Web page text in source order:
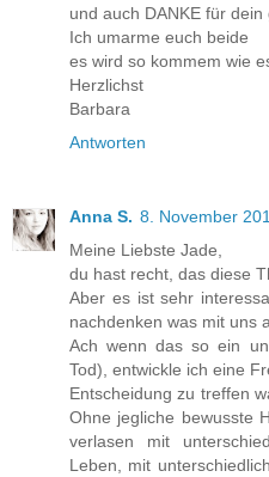
und auch DANKE für
Ich umarme euch beide
es wird so kommem wie
Herzlichst
Barbara
Antworten
Anna S. 8. November
Meine Liebste Jade,
du hast recht, das diese
Aber es ist sehr
nachdenken was mit uns
Ach wenn das so ein
Tod), entwickle ich eine
Entscheidung zu treffen
Ohne jegliche bewusste
verlasen mit
Leben, mit